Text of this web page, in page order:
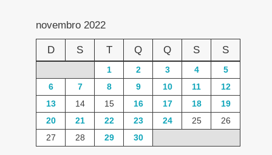
novembro 2022
D S T Q Q S S
1 2 3 4
5
6
7 8 9 10 11
12
13
14 15 16 17 18
19
20
21 22 23 24 25
26
27
28 29 30